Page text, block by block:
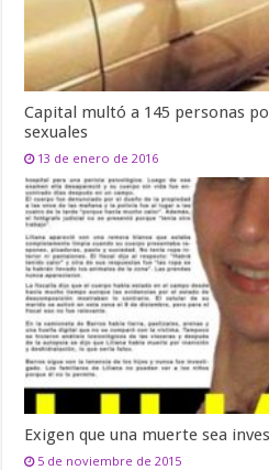
Capital multó a 145 personas
sexuales
13 de enero de 2016
Exigen que una muerte sea
5 de noviembre de 2015